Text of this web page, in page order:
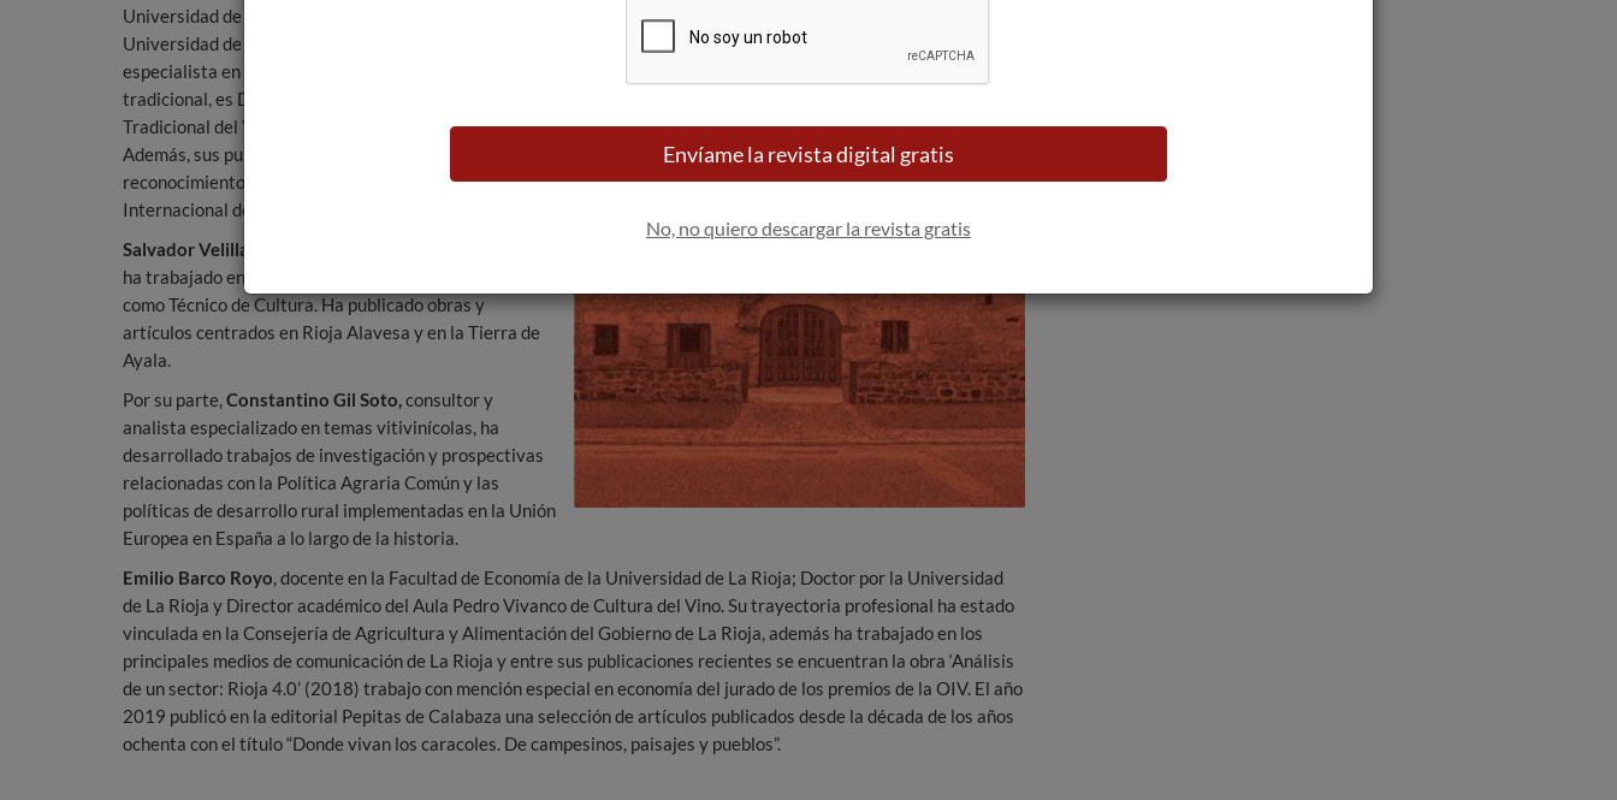
Universidad de Barcelona y Maître en Ethnologie,
Universidad de Bordeaux. (Francia). Además, es
especialista en Etnografía y estudios de cultura
tradicional, es Director del Atlas del Cultivo
Tradicional del Viñedo y sus paisajes singulares.
Además, sus publicaciones han obtenido
reconocimientos como Premio Mundial de la Oficina
Internacional del Vino, entre otros.
Salvador Velilla Córdoba
ha trabajado en el Ayuntamiento de Amurrio (Álava)
como Técnico de Cultura. Ha publicado obras y
artículos centrados en Rioja Alavesa y en la Tierra de
Ayala.
Por su parte,Constantino Gil Soto,consultor y
analista especializado en temas vitivinícolas, ha
desarrollado trabajos de investigación y prospectivas
relacionadas con la Política Agraria Común y las
políticas de desarrollo rural implementadas en la Unión
Europea en España a lo largo de la historia.
Emilio Barco Royo, docente en la Facultad de Economía de la Universidad de La Rioja; Doctor por la Universidad
de La Rioja y Director académico del Aula Pedro Vivanco de Cultura del Vino. Su trayectoria profesional ha estado
vinculada en la Consejería de Agricultura y Alimentación del Gobierno de La Rioja, además ha trabajado en los
principales medios de comunicación de La Rioja y entre sus publicaciones recientes se encuentran la obra ‘Análisis
de un sector: Rioja 4.0’ (2018) trabajo con mención especial en economía del jurado de los premios de la OIV. El año
2019 publicó en la editorial Pepitas de Calabaza una selección de artículos publicados desde la década de los años
ochenta con el título “Donde vivan los caracoles. De campesinos, paisajes y pueblos”.
Envíame la revista digital gratis
No, no quiero descargar la revista gratis